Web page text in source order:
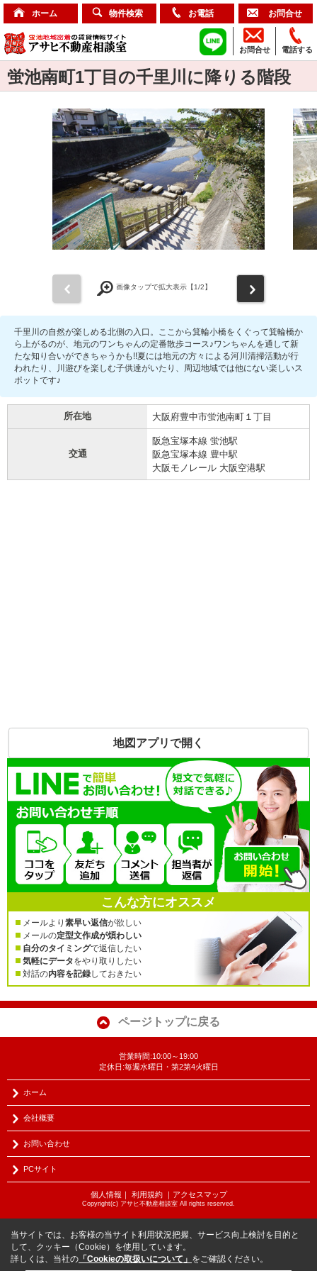
ホーム 物件検索 お電話 お問合せ
電話する
お問合せ
蛍池南町1丁目の千里川に降りる階段
画像タップで拡大表示【1/2】
千里川の自然が楽しめる北側の入口。ここから箕輪小橋をくぐって箕輪橋か
ら上がるのが、地元のワンちゃんの定番散歩コース♪ワンちゃんを通して新
たな知り合いができちゃうかも!!夏には地元の方々による河川清掃活動が行
われたり、川遊びを楽しむ子供達がいたり、周辺地域では他にない楽しいス
ポットです♪
所在地 大阪府豊中市蛍池南町１丁目
交通
阪急宝塚本線 蛍池駅
阪急宝塚本線 豊中駅
大阪モノレール 大阪空港駅
地図アプリで開く
こんな方にオススメ
メールより 素早い返信が欲しい
メールの定型文作成が煩わしい
自分のタイミングで返信したい
気軽にデータをやり取りしたい
対話の内容を記録しておきたい
ページトップに戻る
営業時間:10:00～19:00
定休日:毎週水曜日・第2第4火曜日
ホーム
会社概要
お問い合わせ
PCサイト
個人情報 ｜ 利用規約｜ アクセスマップ
Copyright(c) アサヒ不動産相談室 All rights reserved.
当サイトでは、お客様の当サイト利用状況把握、サービス向上検討を目的と
して、クッキー（Cookie）を使用しています。
詳しくは、当社の 「Cookieの取扱いについて」 をご確認ください。